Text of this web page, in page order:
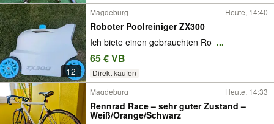
12
Magdeburg Heute, 14:40
Roboter Poolreiniger ZX300
Ich biete einen gebrauchten Ro ...
65 € VB
Direkt kaufen
Magdeburg Heute, 14:33
Rennrad Race – sehr guter Zustand –
Weiß/Orange/Schwarz